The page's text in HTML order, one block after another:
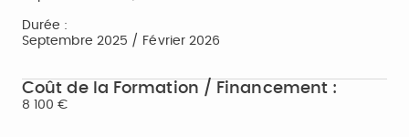
Durée :
Septembre 2025 / Février 2026
Coût de la Formation / Financement :
8 100 €